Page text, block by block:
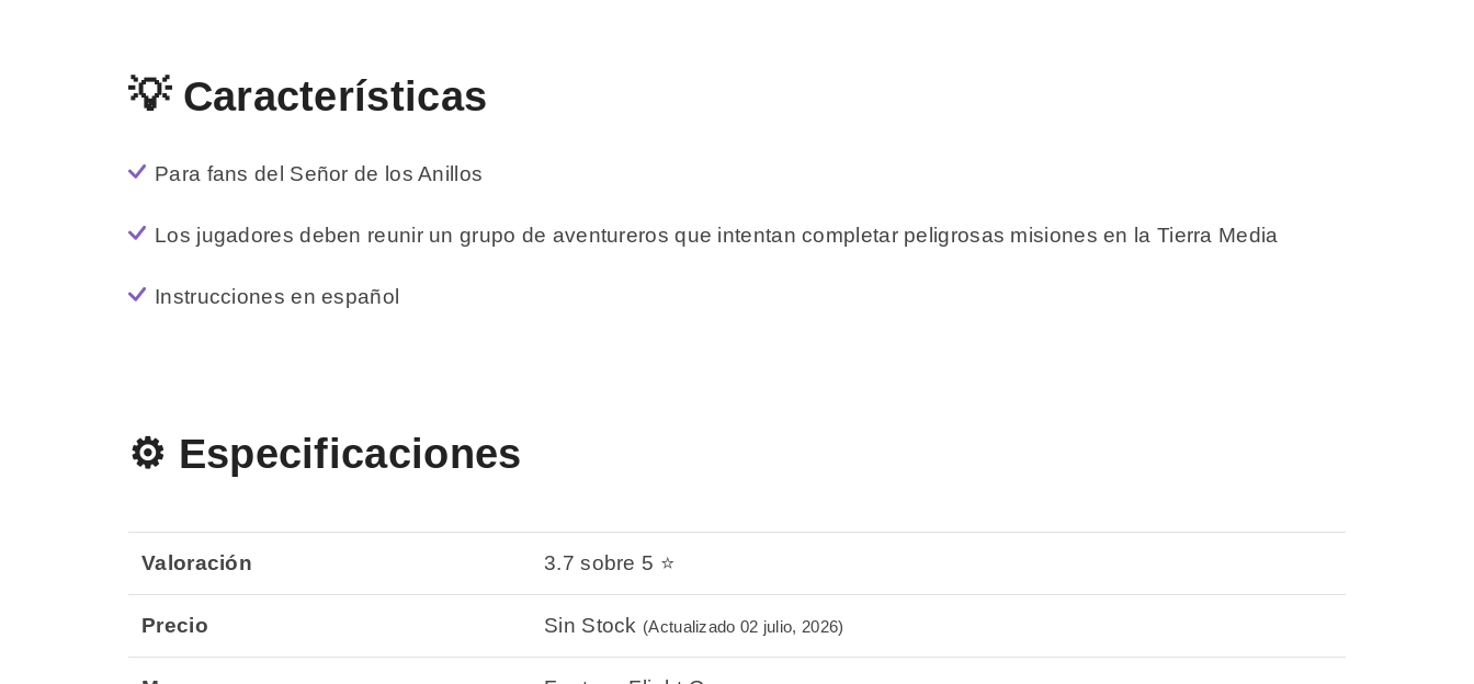
💡 Características
Para fans del Señor de los Anillos
Los jugadores deben reunir un grupo de aventureros que intentan completar peligrosas misiones en la Tierra Media
Instrucciones en español
⚙️ Especificaciones
Valoración 3.7 sobre 5 ⭐
Precio Sin Stock (Actualizado 02 julio, 2026)